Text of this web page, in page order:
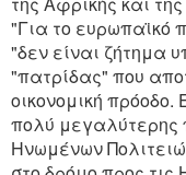
"Για το ευρωπαϊκό
"δεν είναι ζήτημα
"πατρίδας" που
οικονομική πρόοδο.
πολύ μεγαλύτερης
Ηνωμένων